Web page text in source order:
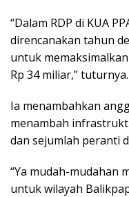
“Dalam RDP di KUA
direncanakan tahun
untuk
Rp 34 miliar,” tuturnya.
Ia menambahkan
menambah
dan sejumlah peranti
“Ya mudah-mudahan
untuk wilayah